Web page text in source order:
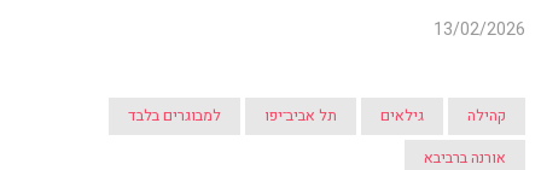
13/02/2026
קהילה גילאים תל אביב־יפו
למבוגרים בלבד
אורנה ברביבא